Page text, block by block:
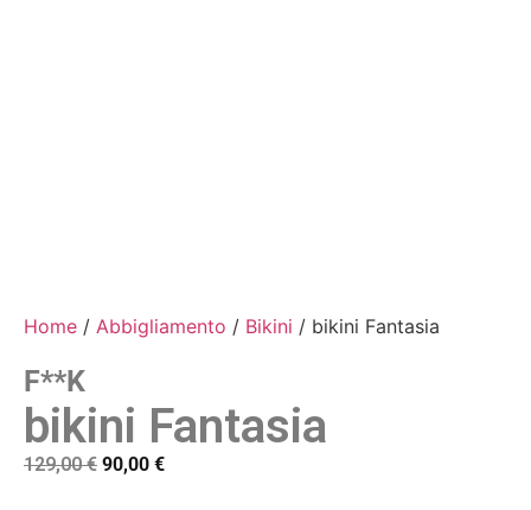
Home / Abbigliamento / Bikini / bikini Fantasia
F**k
bikini Fantasia
129,00€ 90,00 €